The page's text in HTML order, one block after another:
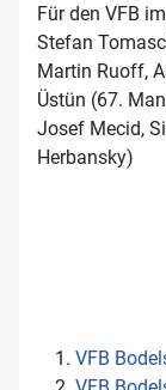
Für den VFB
Stefan
Martin Ruoff,
Üstün (67.
Josef Mecid,
Herbansky)
VFB